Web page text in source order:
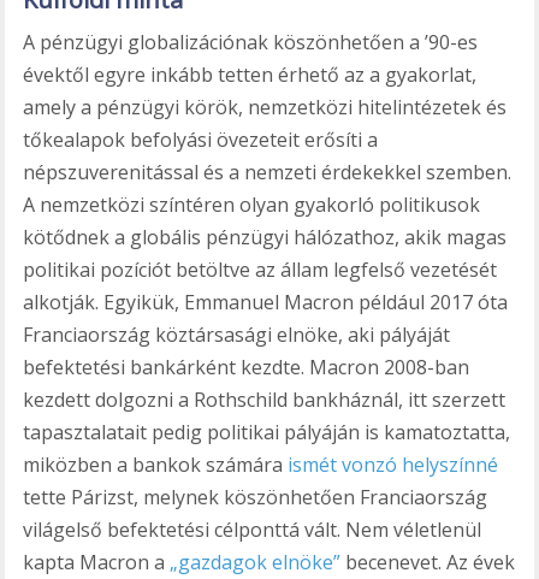
A pénzügyi globalizációnak köszönhetően a ’90-es
évektől egyre inkább tetten érhető az a gyakorlat,
amely a pénzügyi körök, nemzetközi hitelintézetek és
tőkealapok befolyási övezeteit erősíti a
népszuverenitással és a nemzeti érdekekkel szemben.
A nemzetközi színtéren olyan gyakorló politikusok
kötődnek a globális pénzügyi hálózathoz, akik magas
politikai pozíciót betöltve az állam legfelső vezetését
alkotják. Egyikük, Emmanuel Macron például 2017 óta
Franciaország köztársasági elnöke, aki pályáját
befektetési bankárként kezdte. Macron 2008-ban
kezdett dolgozni a Rothschild bankháznál, itt szerzett
tapasztalatait pedig politikai pályáján is kamatoztatta,
miközben a bankok számára ismét vonzó helyszínné
tette Párizst, melynek köszönhetően Franciaország
világelső befektetési célponttá vált. Nem véletlenül
kapta Macron a „gazdagok elnöke” becenevet. Az évek